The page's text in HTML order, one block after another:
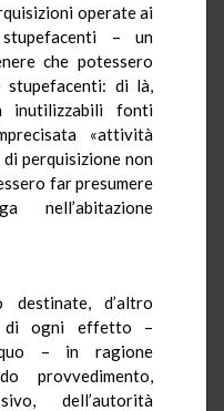
operate ai
– un
che potessero
stupefacenti: di là,
inutilizzabili fonti
«attività
perquisizione non
far presumere
destinate, d’altro
di ogni effetto –
– in ragione
provvedimento,
dell’autorità